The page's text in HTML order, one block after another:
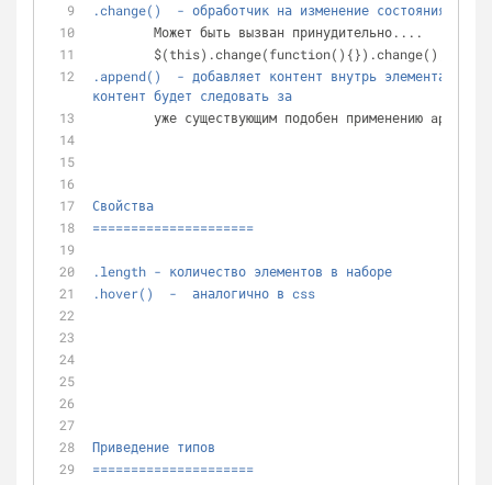
.change()  - обработчик на изменение состояния
	Может быть вызван принудительно....
	$(this).change(function(){}).change();
.append()  - добавляет контент внутрь элемента-ов
контент будет следовать за
уже существующим подобен применению
Свойства
=====================
.length - количество элементов в наборе
.hover()  -  аналогично в css
Приведение типов
=====================